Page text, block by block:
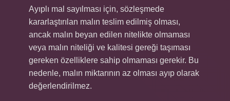
Ayıplı mal sayılması için, sözleşmede
kararlaştırılan malın teslim edilmiş olması,
ancak malın beyan edilen nitelikte olmaması
veya malın niteliği ve kalitesi gereği taşıması
gereken özelliklere sahip olmaması gerekir. Bu
nedenle, malın miktarının az olması ayıp olarak
değerlendirilmez.